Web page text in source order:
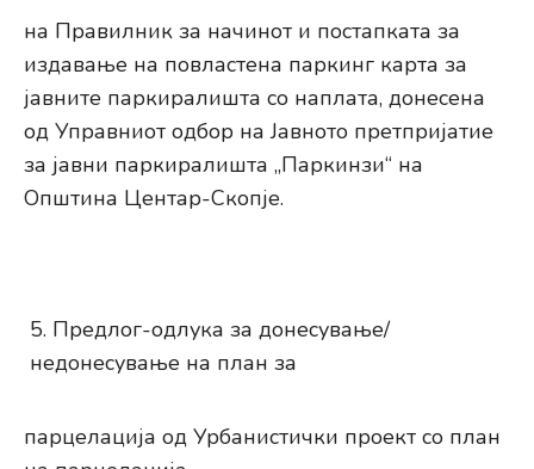
на Правилник за начинот и постапката за
издавање на повластена паркинг карта за
јавните паркиралишта со наплата, донесена
од Управниот одбор на Јавното претпријатие
за јавни паркиралишта „Паркинзи“ на
Општина Центар-Скопје.
Предлог-одлука за донесување/
недонесување на план за
парцелација од Урбанистички проект со план